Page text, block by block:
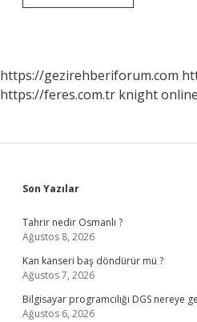
Olayım
https://gezirehberiforum.com
https://feres.com.tr knight online
Sidebar
Son Yazılar
Tahrir nedir Osmanlı ?
Ağustos 8, 2026
Kan kanseri baş döndürür mü ?
Ağustos 7, 2026
Bilgisayar programcılığı DGS nereye
Ağustos 6, 2026